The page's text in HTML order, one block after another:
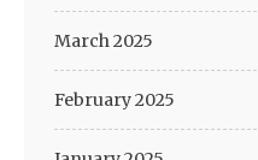
March 2025
February 2025